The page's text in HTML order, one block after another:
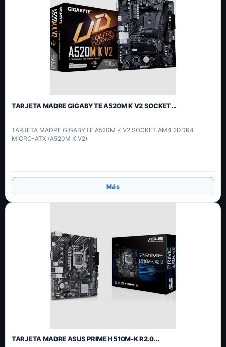
TARJETA MADRE GIGABYTE A520M K V2 SOCKET...
TARJETA MADRE GIGABYTE A520M K V2 SOCKET AM4 2DDR4
MICRO-ATX (A520M K V2)
Añadir
Más
TARJETA MADRE ASUS PRIME H510M-K R2.0...